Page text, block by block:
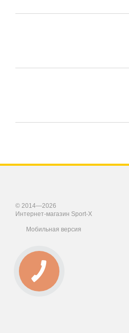
© 2014—2026
Интернет-магазин Sport-X
Мобильная версия